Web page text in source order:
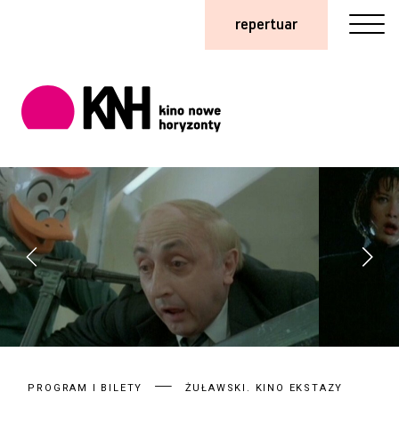
repertuar
PROGRAM I BILETY ŻUŁAWSKI. KINO EKSTAZY